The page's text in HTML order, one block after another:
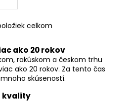
O
l
á
d
a
c
celkom
ako 20 rokov
rakúskom a českom trhu
ako 20 rokov. Za tento čas
skúseností.
kvality